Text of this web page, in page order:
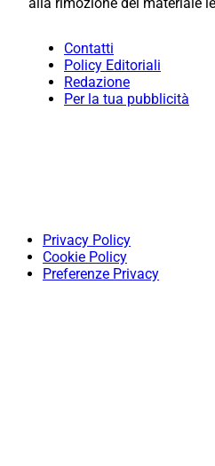
Contatti
Policy Editoriali
Redazione
Per la tua pubblicità
Privacy Policy
Cookie Policy
Preferenze Privacy